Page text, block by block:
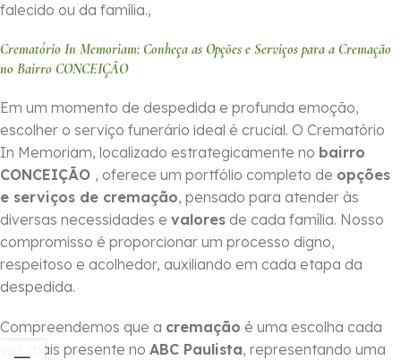
falecido ou da família.,
Crematório In Memoriam: Conheça as Opções e Serviços para a Cremação
no Bairro CONCEIÇÃO
Em um momento de despedida e profunda emoção,
escolher o serviço funerário ideal é crucial. O Crematório
In Memoriam, localizado estrategicamente no bairro
CONCEIÇÃO , oferece um portfólio completo de opções
e serviços de cremação, pensado para atender às
diversas necessidades e valores de cada família. Nosso
compromisso é proporcionar um processo digno,
respeitoso e acolhedor, auxiliando em cada etapa da
despedida.
Compreendemos que a cremação é uma escolha cada
vez mais presente no ABC Paulista, representando uma